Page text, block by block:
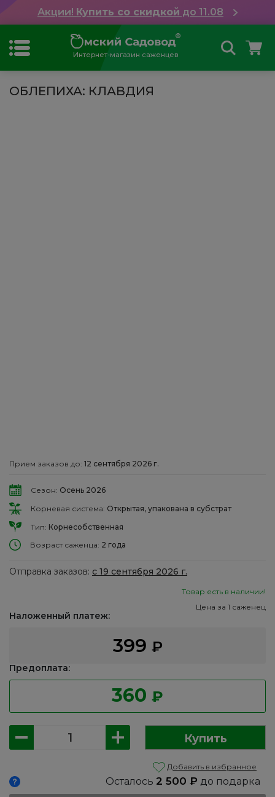
Акции! Купить со скидкой до 11.08
Интернет-магазин саженцев
ОБЛЕПИХА: КЛАВДИЯ
Прием заказов до: 12 сентября 2026 г.
Сезон: Осень 2026
Корневая система: Открытая, упакована в субстрат
Тип: Корнесобственная
Возраст саженца: 2 года
Отправка заказов: с 19 сентября 2026 г.
Товар есть в наличии!
Цена за 1 саженец
Наложенный платеж:
399 ₽
Предоплата:
360 ₽
Количество
товара
Клавдия
Купить
Добавить в избранное
Осталось 2 500 ₽ до подарка